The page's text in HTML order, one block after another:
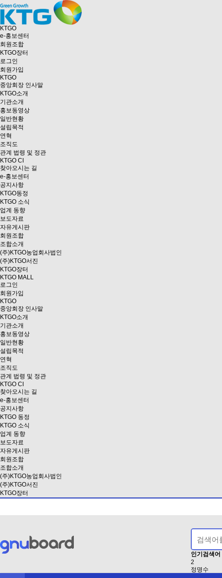
KTGO
e-홍보센터
회원조합
KTGO장터
로그인
회원가입
KTGO
중앙회장 인사말
KTGO소개
기관소개
홍보동영상
일반현황
설립목적
연혁
조직도
관계 법령 및 정관
KTGO CI
찾아오시는 길
e-홍보센터
공지사항
KTGO동정
KTGO 소식
업계 동향
보도자료
자유게시판
회원조합
조합소개
(주)KTGO농업회사법인
(주)KTGO서진
KTGO장터
KTGO MALL
로그인
회원가입
KTGO
중앙회장 인사말
KTGO소개
기관소개
홍보동영상
일반현황
설립목적
연혁
조직도
관계 법령 및 정관
KTGO CI
찾아오시는 길
e-홍보센터
공지사항
KTGO 동정
KTGO 소식
업계 동향
보도자료
자유게시판
회원조합
조합소개
(주)KTGO농업회사법인
(주)KTGO서진
KTGO장터
인기검색어
2
정명수